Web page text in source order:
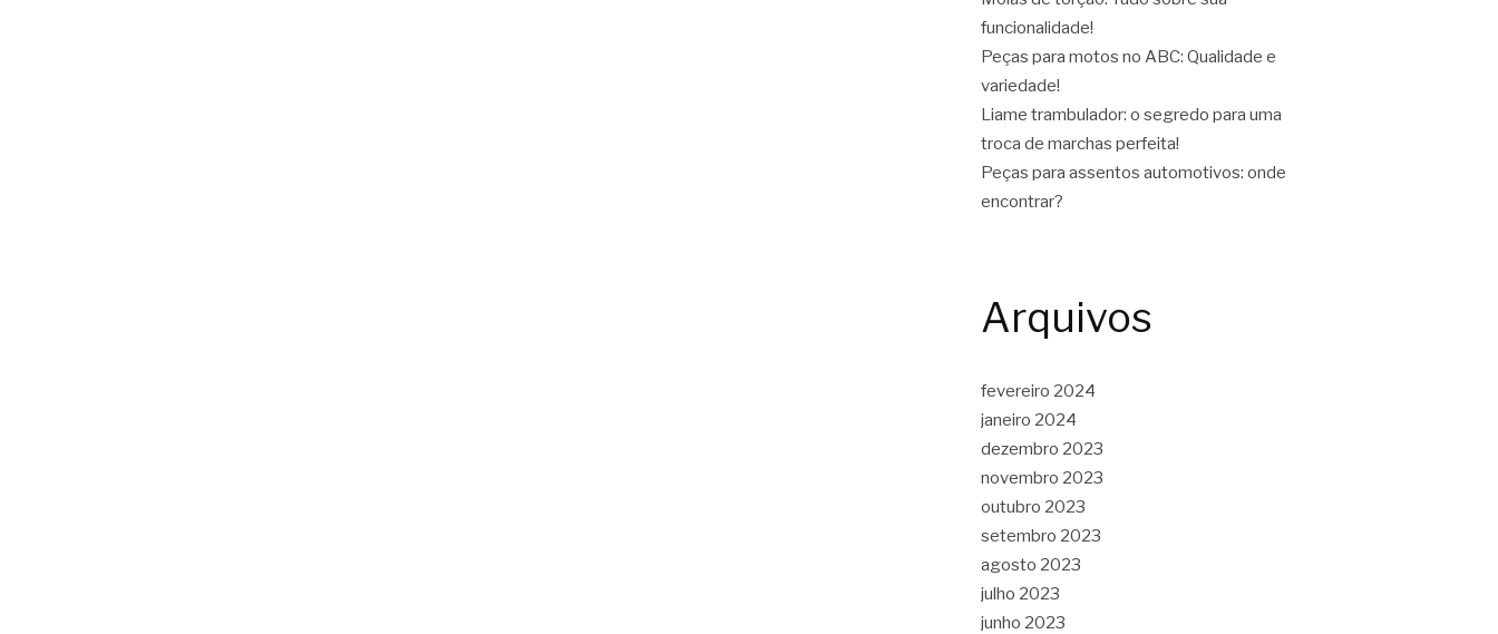
funcionalidade!
Peças para motos no ABC: Qualidade e
variedade!
Liame trambulador: o segredo para uma
troca de marchas perfeita!
Peças para assentos automotivos: onde
encontrar?
Arquivos
fevereiro 2024
janeiro 2024
dezembro 2023
novembro 2023
outubro 2023
setembro 2023
agosto 2023
julho 2023
junho 2023